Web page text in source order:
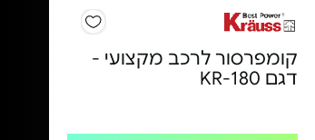
קומפרסור לרכב מקצועי -
דגם KR-180